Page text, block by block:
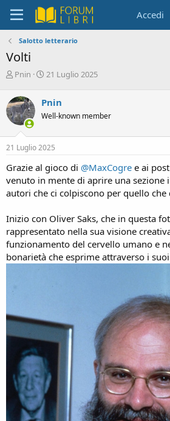
Accedi
Salotto letterario
Volti
C
e
a
t
o
r
e
i
s
c
s
i
o
n
Pnin
D
a
d
i
n
z
o
21 Luglio 2025
Pnin
Well-known member
21 Luglio 2025
Grazie al gioco di @MaxCogre e ai
venuto in mente di aprire una sezione
autori che ci colpiscono per quello che
Inizio con Oliver Saks, che in questa
rappresentato nella sua visione
funzionamento del cervello umano e
bonarietà che esprime attraverso i